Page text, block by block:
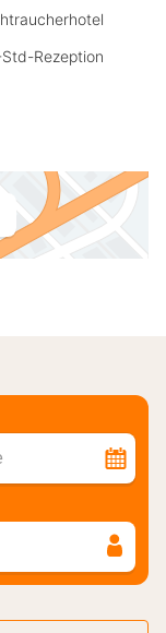
Rezeption